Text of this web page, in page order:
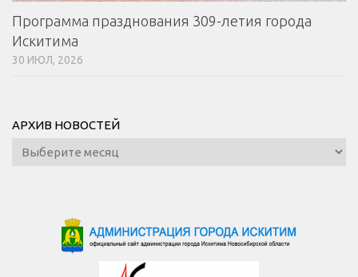
Программа празднования 309-летия города
Искитима
30 ИЮЛ, 2026
АРХИВ НОВОСТЕЙ
Архив
новостей